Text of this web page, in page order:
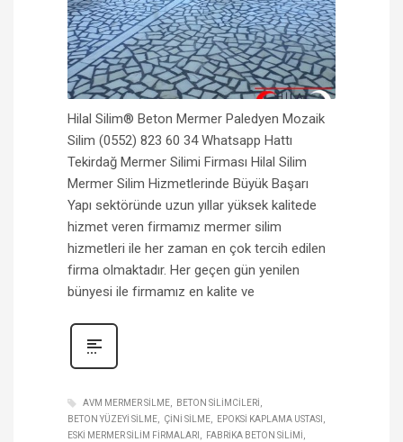
Hilal Silim® Beton Mermer Paledyen Mozaik
Silim (0552) 823 60 34 Whatsapp Hattı
Tekirdağ Mermer Silimi Firması Hilal Silim
Mermer Silim Hizmetlerinde Büyük Başarı
Yapı sektöründe uzun yıllar yüksek kalitede
hizmet veren firmamız mermer silim
hizmetleri ile her zaman en çok tercih edilen
firma olmaktadır. Her geçen gün yenilen
bünyesi ile firmamız en kalite ve
AVM MERMER SILME
BETON SILIMCILERI
BETON YÜZEYI SILME
ÇINI SILME
EPOKSI KAPLAMA USTASI
ESKI MERMER SILIM FIRMALARI
FABRIKA BETON SILIMI